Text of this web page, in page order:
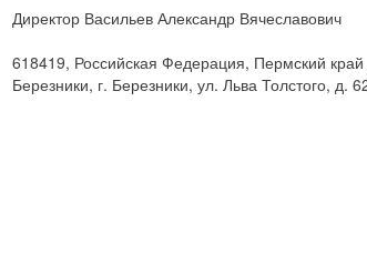
Директор Васильев Александр Вячеславович
618419, Российская Федерация, Пермский
Березники, г. Березники, ул. Льва Толстого, д.